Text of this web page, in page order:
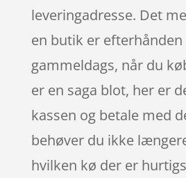
leveringadresse. Det
en butik er
gammeldags, når du
er en saga blot, her er
kassen og betale med
behøver du ikke
hvilken kø der er